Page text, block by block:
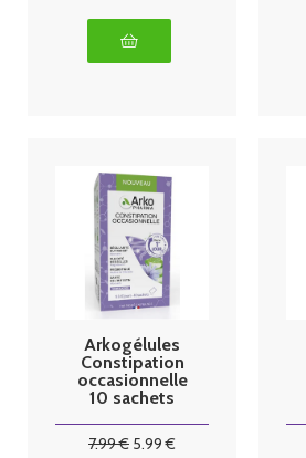
Arkogélules
Constipation
occasionnelle
10 sachets
7.99€ 5.99 €